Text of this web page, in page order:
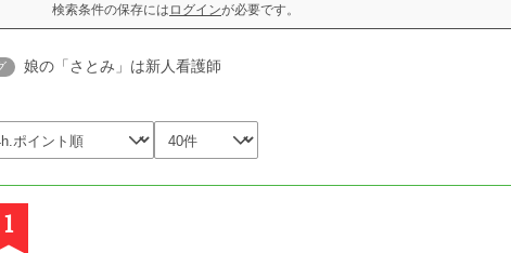
検索条件の保存には ログインが必要です。
娘の「さとみ」は新人看護師
1